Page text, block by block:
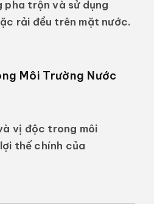
pha trộn và sử dụng
rải đều trên mặt nước.
Môi Trường Nước
vị độc trong môi
thế chính của